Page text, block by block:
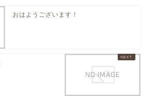
おはようございます！